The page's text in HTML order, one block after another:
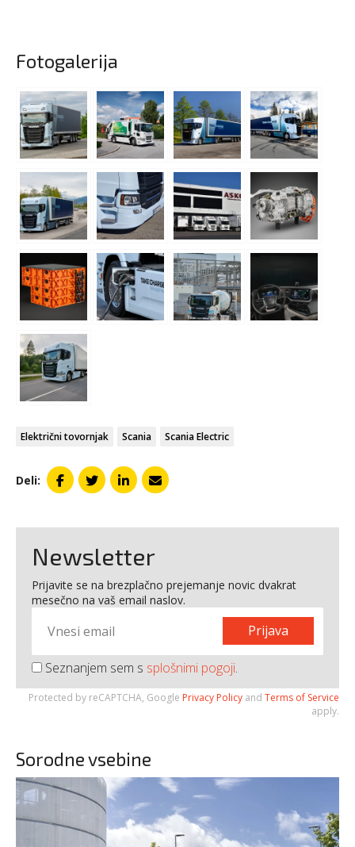
Fotogalerija
Električni tovornjak Scania Scania Electric
Deli:
Newsletter
Prijavite se na brezplačno prejemanje novic dvakrat
mesečno na vaš email naslov.
Prijava
Seznanjem sem s splošnimi pogoji.
Protected by reCAPTCHA, Google Privacy Policy and Terms of Service
apply.
Sorodne vsebine